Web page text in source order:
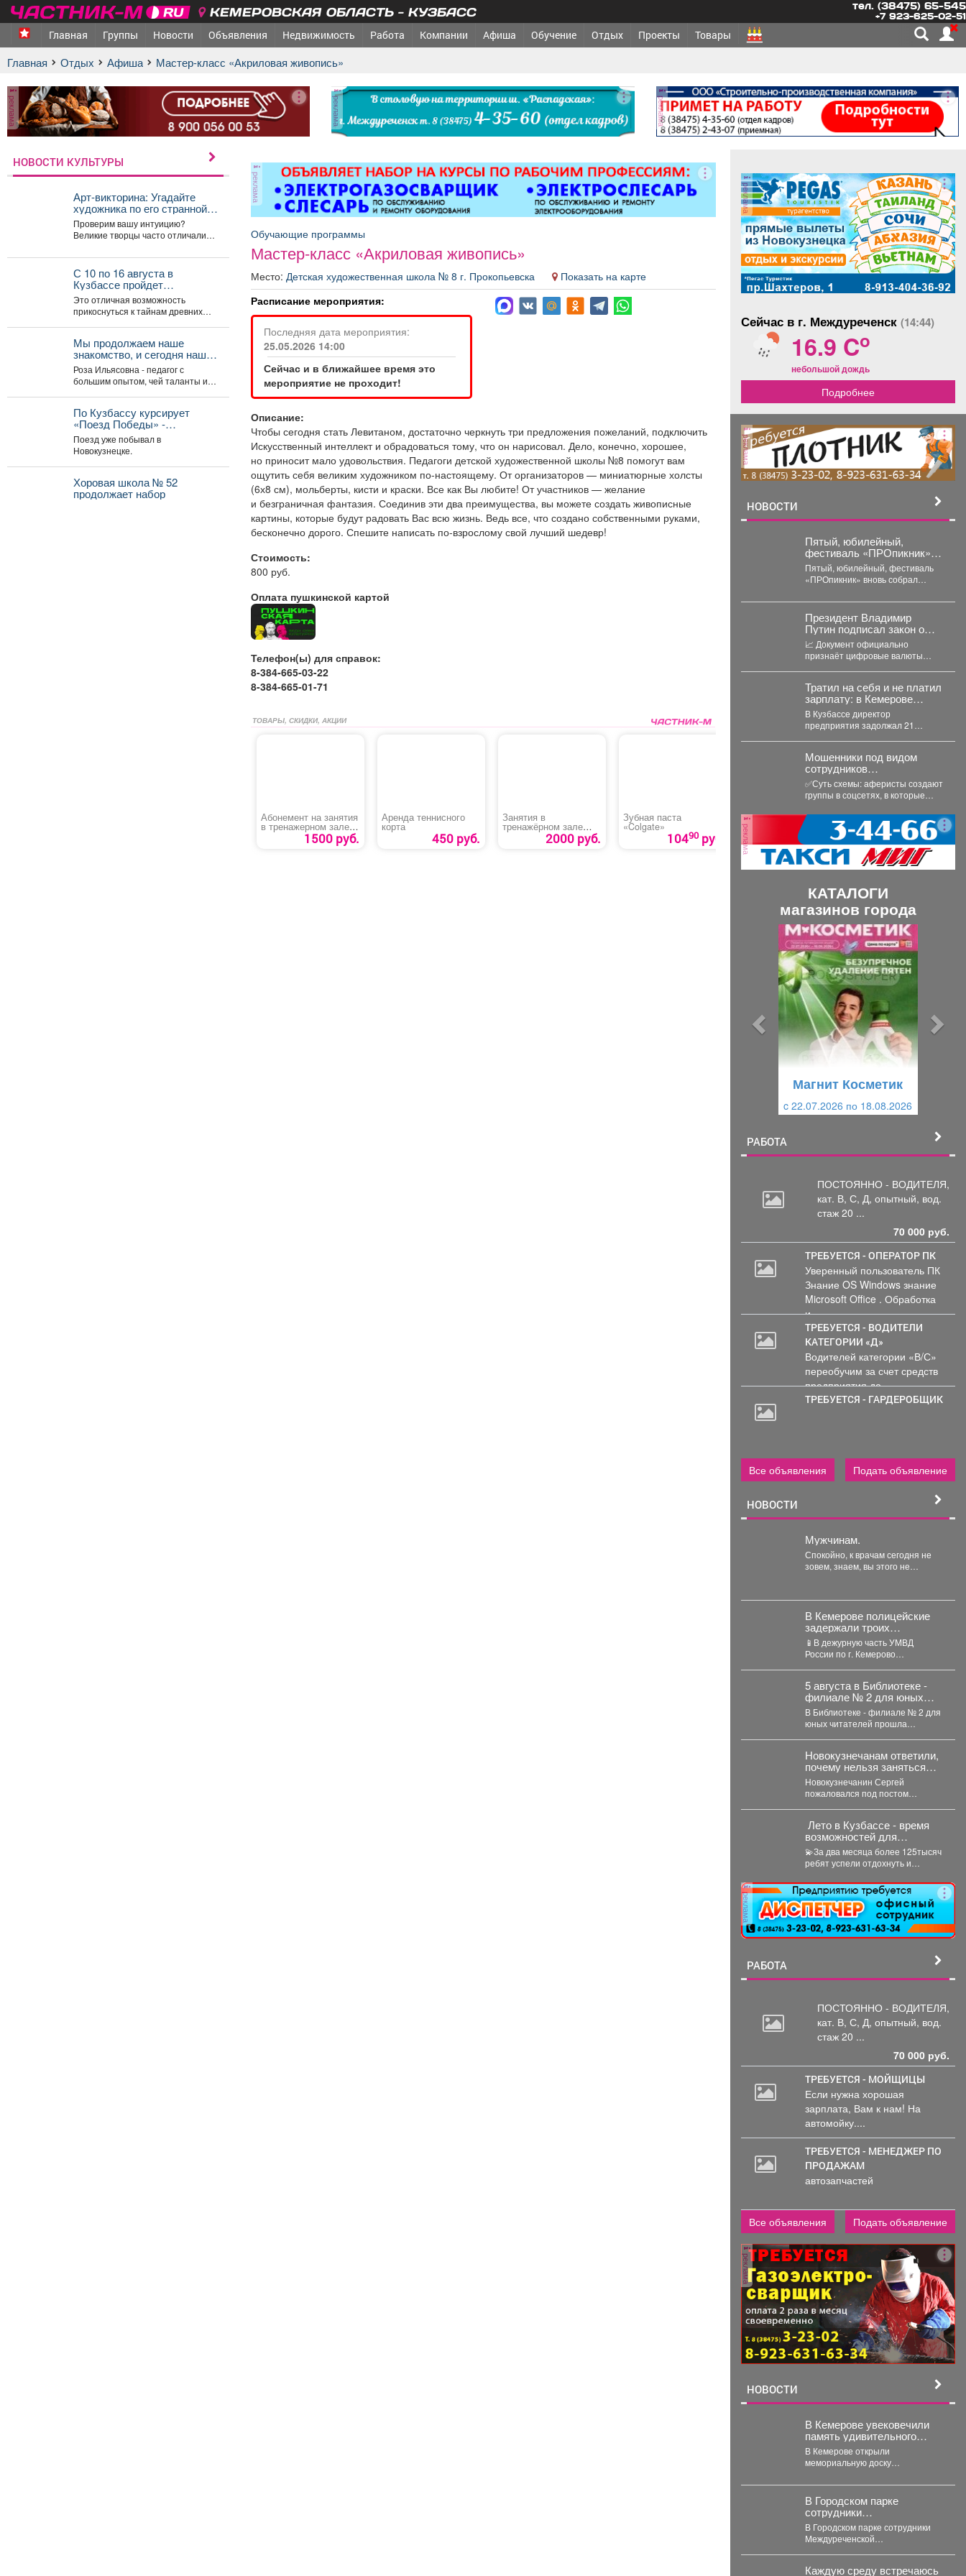
КЕМЕРОВСКАЯ ОБЛАСТЬ - КУЗБАСС тел. (38475) 65-545
+7 923-625-02-51
Главная Группы Новости Объявления Недвижимость Работа Компании Афиша Обучение Отдых Проекты Товары
Главная Отдых афиша Мастер-класс «Акриловая живопись»
реклама реклама реклама
реклама
Обучающие программы
Мастер-класс «Акриловая живопись»
Место: Детская художественная школа № 8 г. Прокопьевска
Показать на карте
Расписание мероприятия:
Последняя дата мероприятия:
25.05.2026 14:00
Сейчас и в ближайшее время это
мероприятие не проходит!
Описание:
Чтобы сегодня стать Левитаном, достаточно черкнуть три предложения пожеланий, подключить
Искусственный интеллект и обрадоваться тому, что он нарисовал. Дело, конечно, хорошее,
но приносит мало удовольствия. Педагоги детской художественной школы №8 помогут вам
ощутить себя великим художником по-настоящему. От организаторов — миниатюрные холсты
(6х8 см), мольберты, кисти и краски. Все как Вы любите! От участников — желание
и безграничная фантазия. Соединив эти два преимущества, вы можете создать живописные
картины, которые будут радовать Вас всю жизнь. Ведь все, что создано собственными руками,
бесконечно дорого. Спешите написать по-взрослому свой лучший шедевр!
Стоимость:
800 руб.
Оплата пушкинской картой
Телефон(ы) для справок:
8-384-665-03-22
8-384-665-01-71
ТОВАРЫ, СКИДКИ, АКЦИИ
Абонемент на занятия
в тренажерном зале
для детей до 18 лет
1500 руб.
Аренда теннисного
корта
450 руб.
Занятия в
тренажёрном зале
для взрослых2000 руб.
Зубная паста
«Colgate»
10490руб
Тренировка с
тренером
500 руб.
Гель для бритья «Fax
sensitive»
16070руб
НОВОСТИ КУЛЬТУРЫ
Арт-викторина: Угадайте
художника по его странной
привычке!
Проверим вашу интуицию?
Великие творцы часто отличались
поведением. Пишите в
комментариях номер
правильного...
С 10 по 16 августа в
Кузбассе пройдет
всекузбасская музейная
неделя археологии и
палеонтологии.
Это отличная возможность
прикоснуться к тайнам древних
наш край...
Мы продолжаем наше
знакомство, и сегодня наш
гость - руководитель Арт-
студии «Просто интересно»
- Некрасова Роза
Ильясовна.
Роза Ильясовна - педагог с
большим опытом, чей таланты и
По Кузбассу курсирует
«Поезд Победы» -
передвижной интерактивный
музей, рассказывающий о
событиях Великой
Отечественной войны.
Поезд уже побывал в
Новокузнецке.
Хоровая школа № 52
продолжает набор
реклама
Сейчас в г. Междуреченск (14:44)
16.9 Co
небольшой дождь
Подробнее
реклама
НОВОСТИ
Пятый, юбилейный,
фестиваль «ПРОпикник»
вновь собрал тысячи
гостей.
Пятый, юбилейный, фестиваль
«ПРОпикник» вновь собрал
гастрономической кухни до
костюмированных сапбордистов
-...
Президент Владимир
Путин подписал закон о
легализации криптовалют в
России.
📈 Документ официально
признаёт цифровые валюты
гарантирует судебную защиту...
Тратил на себя и не платил
зарплату: в Кемерове
судят директора
В Кузбассе директор
предприятия задолжал 21
Мошенники под видом
сотрудников
маркетплейсов
обманывают россиян, у
которых скоро день
рождения.
✅Суть схемы: аферисты создают
группы в соцсетях, в которые
преддверии их дня...
реклама
КАТАЛОГИ
магазинов города
Магнит Косметик
c 22.07.2026 по 18.08.2026
РАБОТА
ПОСТОЯННО - ВОДИТЕЛЯ,
кат. В, С, Д, опытный, вод.
стаж 20 ...
70 000 руб.
ТРЕБУЕТСЯ - ОПЕРАТОР ПК
Уверенный пользователь ПК
Знание OS Windows знание
Microsoft Office . Обработка
и...
ТРЕБУЕТСЯ - ВОДИТЕЛИ
КАТЕГОРИИ «Д»
Водителей категории «В/С»
переобучим за счет средств
предприятия до...
ТРЕБУЕТСЯ - ГАРДЕРОБЩИК
Все объявления Подать объявление
НОВОСТИ
Мужчинам.
Спокойно, к врачам сегодня не
зовем, знаем, вы этого не
В Кемерове полицейские
задержали троих
рецидивистов,
подозреваемых в
совершении серии краж
📱В дежурную часть УМВД
России по г. Кемерово
5 августа в Библиотеке -
филиале № 2 для юных
читателей прошла
познавательно-
развлекательная
программа к
Международному дню
светофора
В Библиотеке - филиале № 2 для
юных читателей прошла
дню...
Новокузнечанам ответили,
почему нельзя заняться
спортом на площадке
лицея
Новокузнечанин Сергей
пожаловался под постом
оборудованных...
️ Лето в Кузбассе - время
возможностей для
школьников!
💫За два месяца более 125тысяч
ребят успели отдохнуть и
санаториях и на туристических...
реклама
РАБОТА
ПОСТОЯННО - ВОДИТЕЛЯ,
кат. В, С, Д, опытный, вод.
стаж 20 ...
70 000 руб.
ТРЕБУЕТСЯ - МОЙЩИЦЫ
Если нужна хорошая
зарплата, Вам к нам! На
автомойку....
ТРЕБУЕТСЯ - МЕНЕДЖЕР ПО
ПРОДАЖАМ
автозапчастей
Все объявления Подать объявление
реклама
НОВОСТИ
В Кемерове увековечили
память удивительного
испанца
В Кемерове открыли
мемориальную доску
разреза "Кедровский"
Александру Барредо – испанцу,
который стал...
В Городском парке
сотрудники
Междуреченской
Госавтоинспекции
развернули интерактивные
профилактические
площадки
В Городском парке сотрудники
Междуреченской
профилактические площадки по
Каждую среду встречаюсь